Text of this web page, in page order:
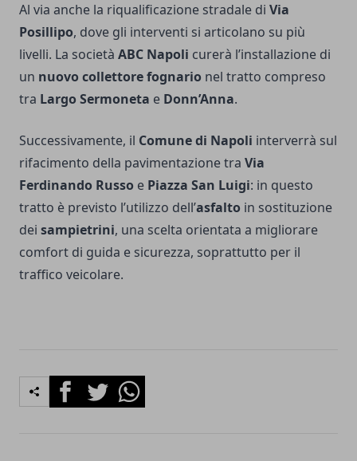
Al via anche la riqualificazione stradale di Via
Posillipo, dove gli interventi si articolano su più
livelli. La società ABC Napoli curerà l’installazione di
un nuovo collettore fognario nel tratto compreso
tra Largo Sermoneta e Donn’Anna.
Successivamente, il Comune di Napoli interverrà sul
rifacimento della pavimentazione tra Via
Ferdinando Russo e Piazza San Luigi: in questo
tratto è previsto l’utilizzo dell’asfalto in sostituzione
dei sampietrini, una scelta orientata a migliorare
comfort di guida e sicurezza, soprattutto per il
traffico veicolare.
FacebookTwitterWhatsapp